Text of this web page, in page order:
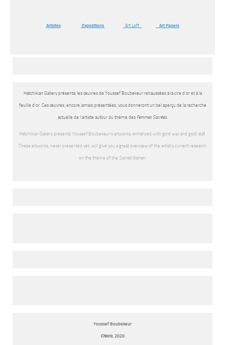
Artistes Expositions Art Loft Art Papers
Hatchikian Gallery présente les œuvres de Youssef Boubekeur rehaussées à la cire d’or et à la
feuille d’or. Ces œuvres, encore jamais présentées, vous donneront un bel aperçu de la recherche
actuelle de l’artiste autour du thème des Femmes Sacrées.
Hatchikian Gallery presents Youssef Boubekeur’s artworks, enhanced with gold wax and gold leaf.
These artworks, never presented yet, will give you a great overview of the artist’s current research
on the theme of the Sacred Women.
Youssef Boubekeur
Chiara, 2020